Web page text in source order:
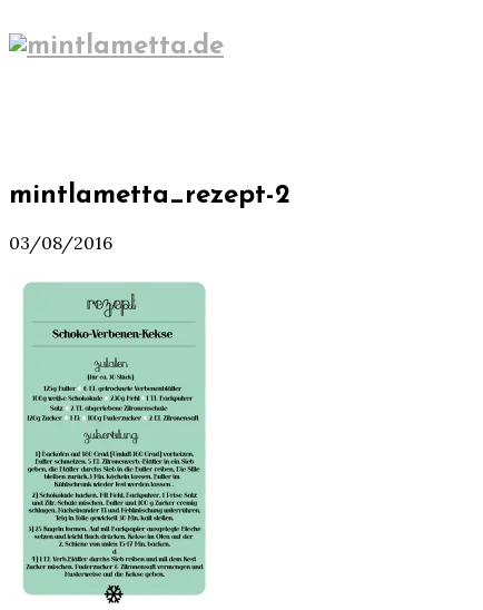
mintlametta_rezept-2
03/08/2016